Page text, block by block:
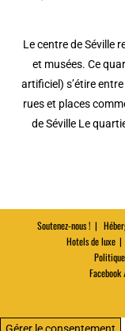
Le centre de Séville
et musées. Ce
artificiel) s’étire
rues et places
de Séville Le
Soutenez-nous !
Hotels de luxe